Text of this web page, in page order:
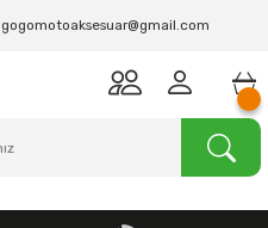
gogomotoaksesuar@gmail.com